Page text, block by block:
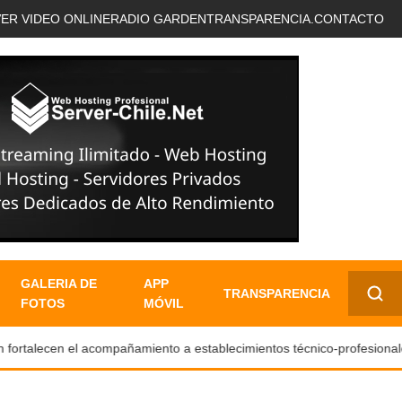
VIDEO ONLINERADIO GARDENTRANSPARENCIA. CONTACTO
GALERIA DE
FOTOS
APP
MÓVIL
TRANSPARENCIA
✕
el acompañamiento a establecimientos técnico-profesionales